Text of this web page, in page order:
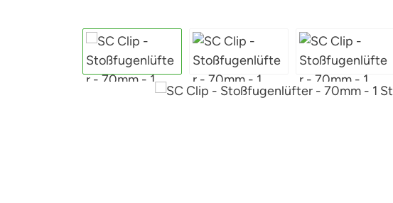
Bildergalerie überspringen